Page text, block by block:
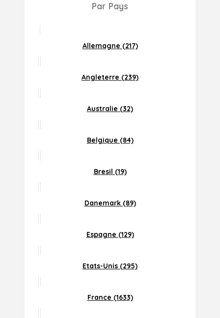
Par Pays
Allemagne (217)
Angleterre (239)
Australie (32)
Belgique (84)
Bresil (19)
Danemark (89)
Espagne (129)
Etats-Unis (295)
France (1633)